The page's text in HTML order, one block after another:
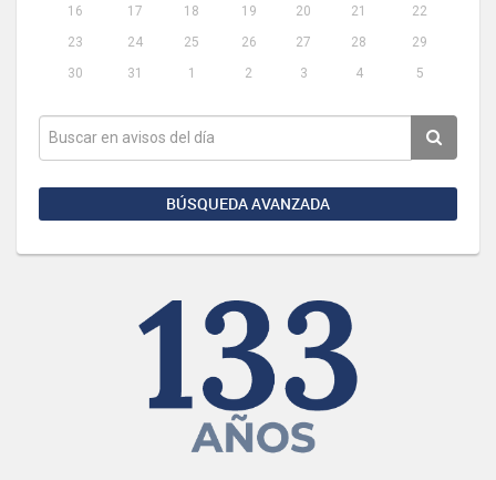
16
17 18 19 20 21
22
23
24 25 26 27 28
29
30
31 1 2 3 4 5
BÚSQUEDA AVANZADA